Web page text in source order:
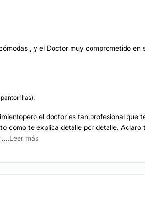
CIRUGÍA ÍNTIMA
, y el Doctor muy comprometido en
el doctor es tan profesional que
como te explica detalle por detalle. Aclaro
Leer más